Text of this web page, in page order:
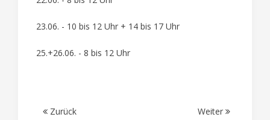
23.06. - 10 bis 12 Uhr + 14 bis 17 Uhr
25.+26.06. - 8 bis 12 Uhr
Zurück Weiter